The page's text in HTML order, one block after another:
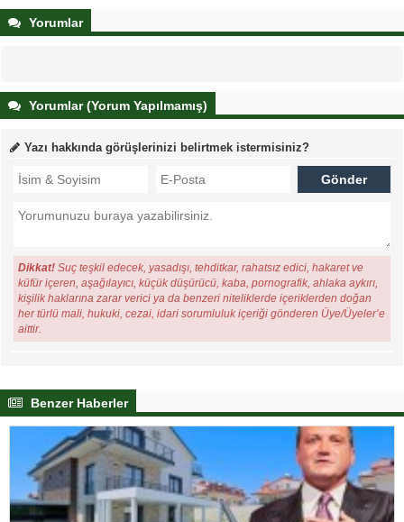
Yorumlar
Yorumlar (Yorum Yapılmamış)
Yazı hakkında görüşlerinizi belirtmek istermisiniz?
Dikkat! Suç teşkil edecek, yasadışı, tehditkar, rahatsız edici, hakaret ve
küfür içeren, aşağılayıcı, küçük düşürücü, kaba, pornografik, ahlaka aykırı,
kişilik haklarına zarar verici ya da benzeri niteliklerde içeriklerden doğan
her türlü mali, hukuki, cezai, idari sorumluluk içeriği gönderen Üye/Üyeler’e
aittir.
Benzer Haberler